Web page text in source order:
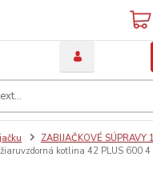
ZABIJAČKOVÉ SÚPRAVY
kotlina 42 PLUS 600 4